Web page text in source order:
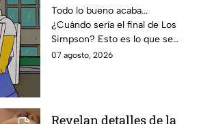
temporada 40? Actriz
de Bart Simpson da
IMPACTANTE
declaración
Todo lo bueno acaba...
¿Cuándo sería el final de Los
Simpson? Esto es lo que se
sabe:
07 agosto, 2026
Revelan detalles de la